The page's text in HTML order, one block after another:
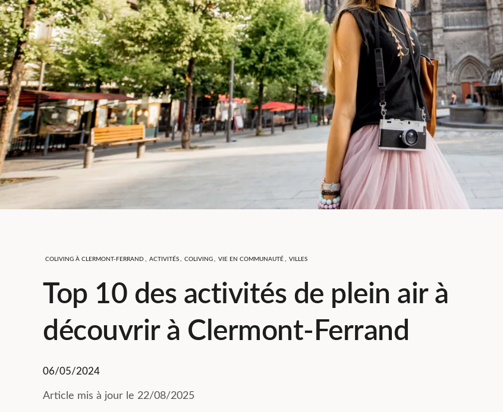
COLIVING À CLERMONT-FERRAND , ACTIVITÉS , COLIVING , VIE EN COMMUNAUTÉ , VILLES
Top 10 des activités de plein air à
découvrir à Clermont-Ferrand
06/05/2024
Article mis à jour le 22/08/2025